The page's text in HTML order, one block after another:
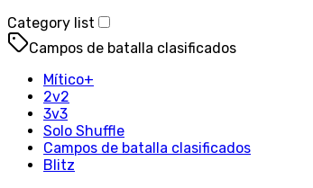
Category list
Campos de batalla clasificados
Mítico+
2v2
3v3
Solo Shuffle
Campos de batalla clasificados
Blitz